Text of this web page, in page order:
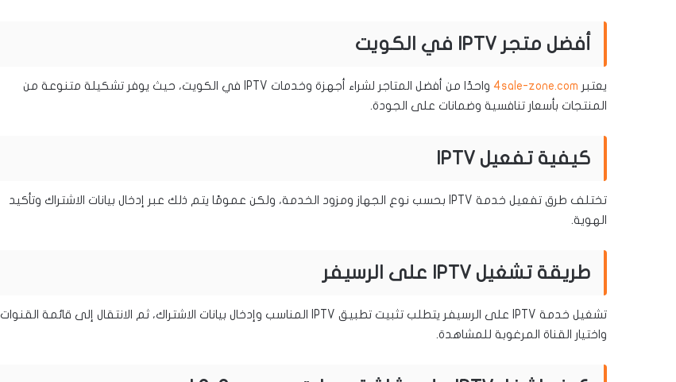
أفضل متجر IPTV في الكويت
يعتبر 4sale-zone.com
واحدًا من أفضل المتاجر لشراء أجهزة وخدمات IPTV في الكويت، حيث يوفر تشكيلة متنوعة من
المنتجات بأسعار تنافسية وضمانات على الجودة.
كيفية تفعيل IPTV
تختلف طرق تفعيل خدمة IPTV بحسب نوع الجهاز ومزود الخدمة، ولكن عمومًا يتم ذلك عبر إدخال بيانات الاشتراك وتأكيد
الهوية.
طريقة تشغيل IPTV على الرسيفر
تشغيل خدمة IPTV على الرسيفر يتطلب تثبيت تطبيق IPTV المناسب وإدخال بيانات الاشتراك، ثم الانتقال إلى قائمة القنوات
واختيار القناة المرغوبة للمشاهدة.